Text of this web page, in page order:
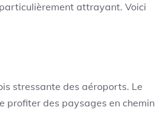
attrayant. Voici
stressante des aéroports. Le
profiter des paysages en chemin